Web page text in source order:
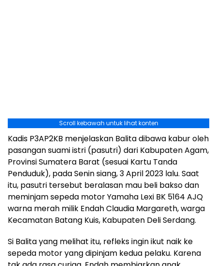
Scroll kebawah untuk lihat konten
Kadis P3AP2KB menjelaskan Balita dibawa kabur oleh
pasangan suami istri (pasutri) dari Kabupaten Agam,
Provinsi Sumatera Barat (sesuai Kartu Tanda
Penduduk), pada Senin siang, 3 April 2023 lalu. Saat
itu, pasutri tersebut beralasan mau beli bakso dan
meminjam sepeda motor Yamaha Lexi BK 5164 AJQ
warna merah milik Endah Claudia Margareth, warga
Kecamatan Batang Kuis, Kabupaten Deli Serdang.
Si Balita yang melihat itu, refleks ingin ikut naik ke
sepeda motor yang dipinjam kedua pelaku. Karena